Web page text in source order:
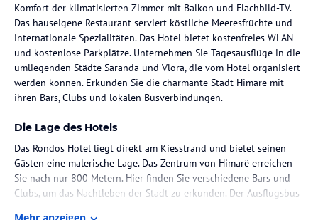
Komfort der klimatisierten Zimmer mit Balkon und Flachbild-TV.
Das hauseigene Restaurant serviert köstliche Meeresfrüchte und
internationale Spezialitäten. Das Hotel bietet kostenfreies WLAN
und kostenlose Parkplätze. Unternehmen Sie Tagesausflüge in die
umliegenden Städte Saranda und Vlora, die vom Hotel organisiert
werden können. Erkunden Sie die charmante Stadt Himarë mit
ihren Bars, Clubs und lokalen Busverbindungen.
Die Lage des Hotels
Das Rondos Hotel liegt direkt am Kiesstrand und bietet seinen
Gästen eine malerische Lage. Das Zentrum von Himarë erreichen
Sie nach nur 800 Metern. Hier finden Sie verschiedene Bars und
Clubs, um das Nachtleben der Stadt zu erkunden. Der Ausflugsbus